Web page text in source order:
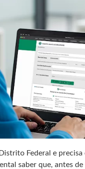
Federal e
saber que, antes